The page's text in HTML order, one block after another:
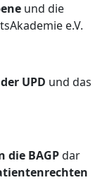
und die
e.V.
UPD und das
die BAGPdar